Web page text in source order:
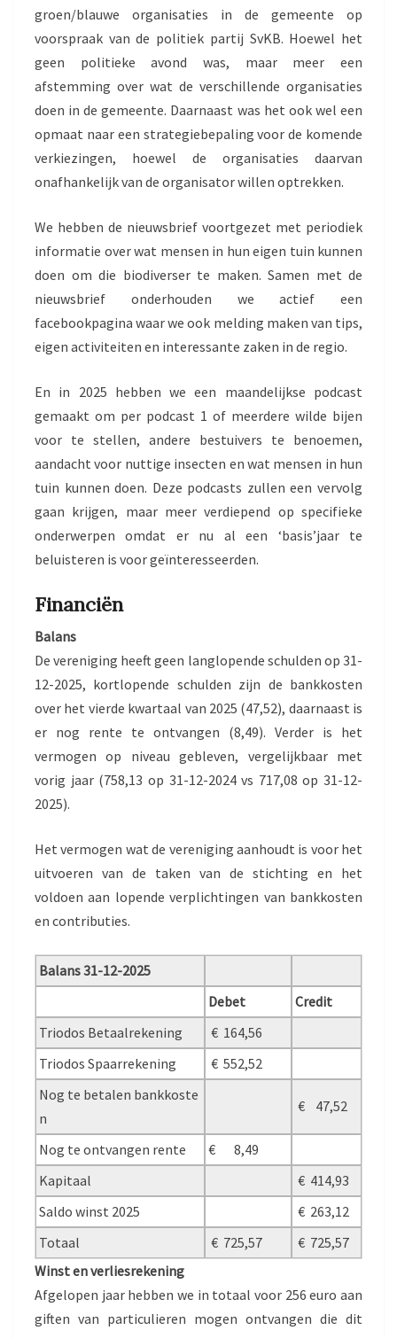
groen/blauwe organisaties in de gemeente op
voorspraak van de politiek partij SvKB. Hoewel het
geen politieke avond was, maar meer een
afstemming over wat de verschillende organisaties
doen in de gemeente. Daarnaast was het ook wel een
opmaat naar een strategiebepaling voor de komende
verkiezingen, hoewel de organisaties daarvan
onafhankelijk van de organisator willen optrekken.
We hebben de nieuwsbrief voortgezet met periodiek
informatie over wat mensen in hun eigen tuin kunnen
doen om die biodiverser te maken. Samen met de
nieuwsbrief onderhouden we actief een
facebookpagina waar we ook melding maken van tips,
eigen activiteiten en interessante zaken in de regio.
En in 2025 hebben we een maandelijkse podcast
gemaakt om per podcast 1 of meerdere wilde bijen
voor te stellen, andere bestuivers te benoemen,
aandacht voor nuttige insecten en wat mensen in hun
tuin kunnen doen. Deze podcasts zullen een vervolg
gaan krijgen, maar meer verdiepend op specifieke
onderwerpen omdat er nu al een ‘basis’jaar te
beluisteren is voor geïnteresseerden.
Financiën
Balans
De vereniging heeft geen langlopende schulden op 31-
12-2025, kortlopende schulden zijn de bankkosten
over het vierde kwartaal van 2025 (47,52), daarnaast is
er nog rente te ontvangen (8,49). Verder is het
vermogen op niveau gebleven, vergelijkbaar met
vorig jaar (758,13 op 31-12-2024 vs 717,08 op 31-12-
2025).
Het vermogen wat de vereniging aanhoudt is voor het
uitvoeren van de taken van de stichting en het
voldoen aan lopende verplichtingen van bankkosten
en contributies.
Balans 31-12-2025
Debet
Credit
Triodos Betaalrekening
€ 164,56
Triodos Spaarrekening
€ 552,52
Nog te betalen bankkoste
n
€ 47,52
Nog te ontvangen rente
€ 8,49
Kapitaal
€ 414,93
Saldo winst 2025
€ 263,12
Totaal
€ 725,57
€ 725,57
Winst en verliesrekening
Afgelopen jaar hebben we in totaal voor 256 euro aan
giften van particulieren mogen ontvangen die dit